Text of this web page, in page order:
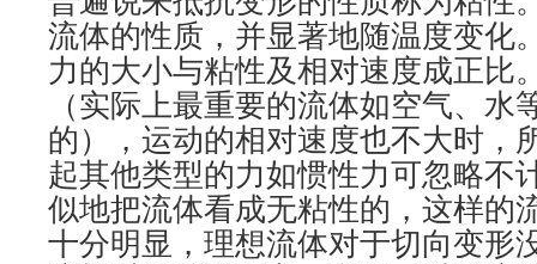
流体的性质，并显著地随温度变化
力的大小与粘性及相对速度成正比
（实际上最重要的流体如空气、水
的），运动的相对速度也不大时，
起其他类型的力如惯性力可忽略不
似地把流体看成无粘性的，这样的
十分明显，理想流体对于切向变形